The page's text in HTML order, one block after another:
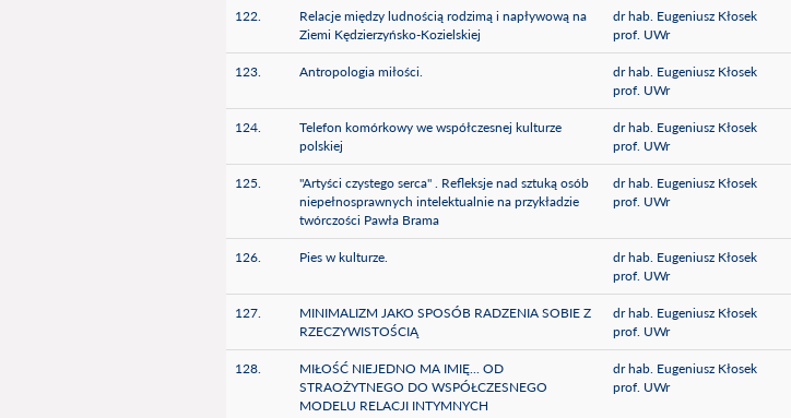
122.
Relacje między ludnością rodzimą i napływową na
Ziemi Kędzierzyńsko-Kozielskiej
dr hab. Eugeniusz Kłosek
prof. UWr
123. Antropologia miłości.
dr hab. Eugeniusz Kłosek
prof. UWr
124.
Telefon komórkowy we współczesnej kulturze
polskiej
dr hab. Eugeniusz Kłosek
prof. UWr
125.
"Artyści czystego serca" . Refleksje nad sztuką osób
niepełnosprawnych intelektualnie na przykładzie
twórczości Pawła Brama
dr hab. Eugeniusz Kłosek
prof. UWr
126. Pies w kulturze.
dr hab. Eugeniusz Kłosek
prof. UWr
127.
MINIMALIZM JAKO SPOSÓB RADZENIA SOBIE Z
RZECZYWISTOŚCIĄ
dr hab. Eugeniusz Kłosek
prof. UWr
128.
MIŁOŚĆ NIEJEDNO MA IMIĘ... OD
STRAOŻYTNEGO DO WSPÓŁCZESNEGO
MODELU RELACJI INTYMNYCH
dr hab. Eugeniusz Kłosek
prof. UWr